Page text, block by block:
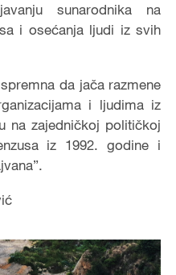
sunarodnika na
i osećanja ljudi iz svih
da jača razmene
i ljudima iz
na zajedničkoj političkoj
iz 1992. godine i